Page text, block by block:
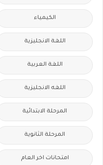
الكيمياء
اللغة الانجليزية
اللغة العربية
اللغه الانجليزية
المرحلة الابتدائية
المرحلة الثانوية
امتحانات اخر العام